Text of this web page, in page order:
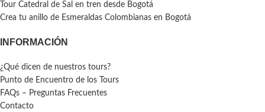
Tour Catedral de Sal en tren desde Bogotá
Crea tu anillo de Esmeraldas Colombianas en Bogotá
INFORMACIÓN
¿Qué dicen de nuestros tours?
Punto de Encuentro de los Tours
FAQs – Preguntas Frecuentes
Contacto